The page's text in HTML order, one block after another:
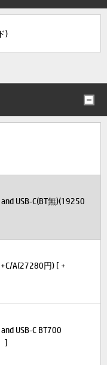
)
USB-C(BT無)(19250
+C/A(27280円) [ +
USB-C BT700
]